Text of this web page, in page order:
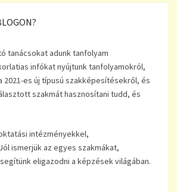
tanácsokat adunk tanfolyam
infókat nyújtunk tanfolyamokról,
es új típusú szakképesítésekről, és
szakmát hasznosítani tudd, és
intézményekkel,
ismerjük az egyes szakmákat,
eligazodni a képzések világában.